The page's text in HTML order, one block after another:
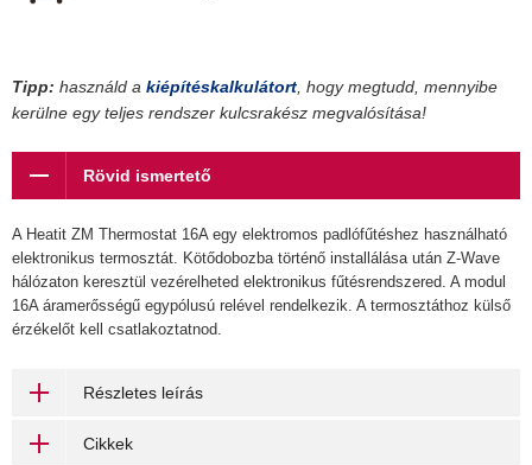
Tipp: használd a kiépítéskalkulátort , hogy megtudd, mennyibe
kerülne egy teljes rendszer kulcsrakész megvalósítása!
Rövid ismertető
A Heatit ZM Thermostat 16A egy elektromos padlófűtéshez használható
elektronikus termosztát. Kötődobozba történő installálása után Z-Wave
hálózaton keresztül vezérelheted elektronikus fűtésrendszered. A modul
16A áramerősségű egypólusú relével rendelkezik. A termosztáthoz külső
érzékelőt kell csatlakoztatnod.
Részletes leírás
Cikkek